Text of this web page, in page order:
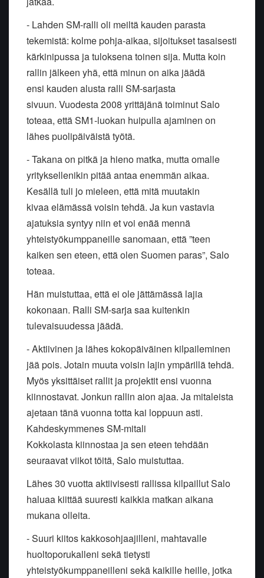
- Lahden SM-ralli oli meiltä kauden parasta
tekemistä: kolmepohja-aikaa, sijoitukset tasaisesti
kärkinipussa ja tuloksena toinen sija. Mutta koin
rallin jälkeen yhä, että minun on aika jäädä
ensi kauden alusta ralli SM-sarjasta
sivuun. Vuodesta 2008 yrittäjänä toiminut Salo
toteaa, että SM1-luokan huipullaajaminen on
lähes puolipäiväistä työtä.
- Takana on pitkä ja hieno matka, mutta omalle
yrityksellenikin pitääantaa enemmän aikaa.
Kesällä tuli jo mieleen, että mitä muutakin
kivaaelämässä voisin tehdä. Ja kun vastavia
ajatuksia syntyy niin et voi enää mennä
yhteistyökumppaneille sanomaan, että ”teen
kaiken sen eteen, ettäolen Suomen paras”, Salo
toteaa.
Hän muistuttaa, että ei ole jättämässä lajia
kokonaan. Ralli SM-sarjasaa kuitenkin
tulevaisuudessa jäädä.
- Aktiivinen ja lähes kokopäiväinen kilpaileminen
jää pois. Jotain muutavoisin lajin ympärillä tehdä.
Myös yksittäiset rallit ja projektit ensi vuonna
kiinnostavat. Jonkun rallin aion ajaa. Ja mitaleista
ajetaan tänävuonna totta kai loppuun asti.
Kahdeskymmenes SM-mitali
Kokkolasta kiinnostaa ja sen eteen tehdään
seuraavat viikot töitä, Salo muistuttaa.
Lähes 30 vuotta aktiivisesti rallissa kilpaillut Salo
haluaa kiittääsuuresti kaikkia matkan aikana
mukana olleita.
- Suuri kiitos kakkosohjaajilleni, mahtavalle
huoltoporukalleni sekätietysti
yhteistyökumppaneilleni sekä kaikille heille, jotka